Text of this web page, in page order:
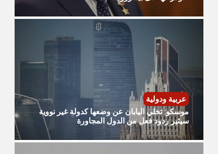
عربية ودولية
موسكو: تخلي اليابان عن وضعها كدولة غير نووية
سيثير ردود فعل من الدول المجاورة